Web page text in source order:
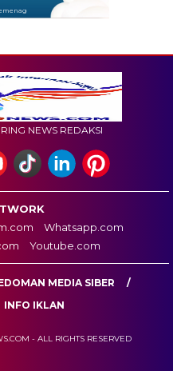
NEWS REDAKSI
Whatsapp.com
Youtube.com
MEDIA SIBER
INFO IKLAN
- ALL RIGHTS RESERVED